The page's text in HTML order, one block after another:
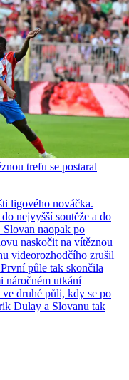
trefu se postaral
ligového nováčka.
nejvyšší soutěže a do
naopak po
naskočit na vítěznou
videorozhodčího zrušil
půle tak skončila
náročném utkání
druhé půli, kdy se po
Dulay a Slovanu tak